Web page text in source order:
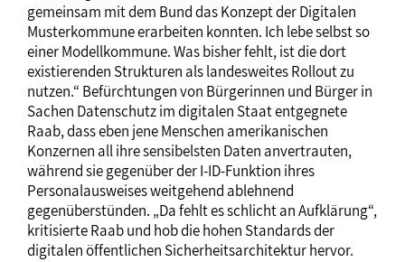
gemeinsam mit dem Bund das Konzept der Digitalen
Musterkommune erarbeiten konnten. Ich lebe selbst so
einer Modellkommune. Was bisher fehlt, ist die dort
existierenden Strukturen als landesweites Rollout zu
nutzen.“ Befürchtungen von Bürgerinnen und Bürger in
Sachen Datenschutz im digitalen Staat entgegnete
Raab, dass eben jene Menschen amerikanischen
Konzernen all ihre sensibelsten Daten anvertrauten,
während sie gegenüber der I-ID-Funktion ihres
Personalausweises weitgehend ablehnend
gegenüberstünden. „Da fehlt es schlicht an Aufklärung“,
kritisierte Raab und hob die hohen Standards der
digitalen öffentlichen Sicherheitsarchitektur hervor.